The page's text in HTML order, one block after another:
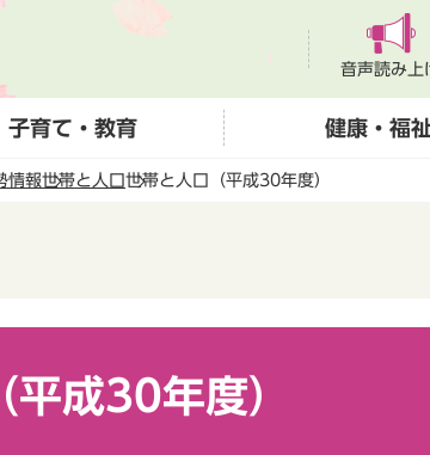
音声読み上
子育て・教育 健康・福
情報世帯と人口世帯と人口（平成30年度）
平成30年度）